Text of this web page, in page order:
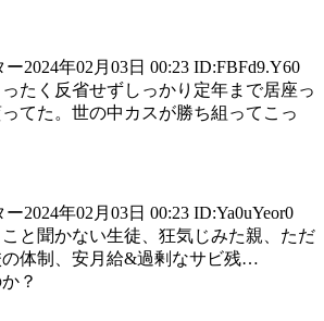
2024年02月03日 00:23 ID:FBFd9.Y60
たく反省せずしっかり定年まで居座っ
てた。世の中カスが勝ち組ってこっ
2024年02月03日 00:23 ID:Ya0uYeor0
と聞かない生徒、狂気じみた親、ただ
体制、安月給&過剰なサビ残…
？